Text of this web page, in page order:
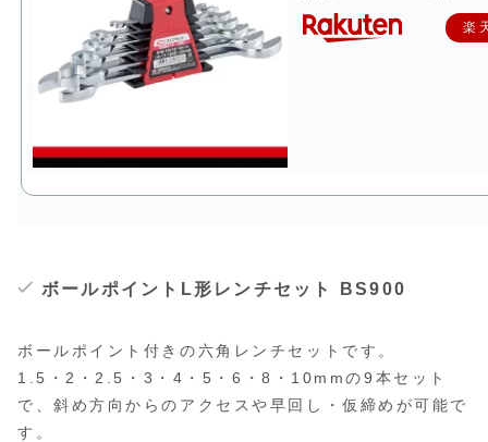
楽
ボールポイントL形レンチセット BS900
ボールポイント付きの六角レンチセットです。
1.5・2・2.5・3・4・5・6・8・10mmの9本セット
で、斜め方向からのアクセスや早回し・仮締めが可能で
す。